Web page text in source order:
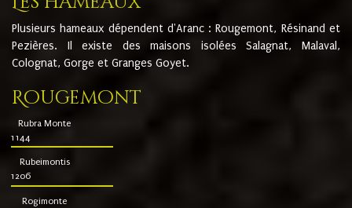
Plusieurs hameaux dépendent d'Aranc : Rougemont, Résinand et
Pezières. Il existe des maisons isolées Salagnat, Malaval,
Colognat, Gorge et Granges Goyet.
Rougemont
Rubra Monte
1144
Rubeimontis
1206
Rogimonte